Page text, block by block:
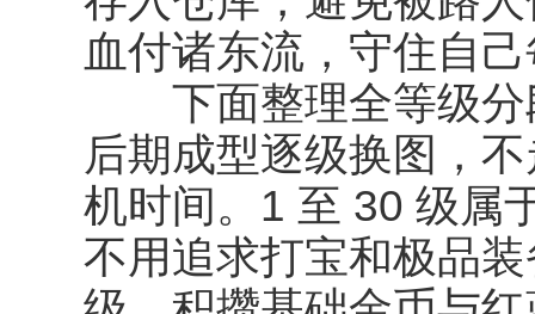
血付诸东流，守住自
下面整理全等级分
后期成型逐级换图，
机时间。1 至 30 级属
不用追求打宝和极品